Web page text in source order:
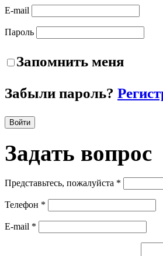
E-mail
Пароль
Запомнить меня
Забыли пароль?
Войти
Задать вопрос
Представьтесь, пожалуйста *
Телефон *
E-mail *